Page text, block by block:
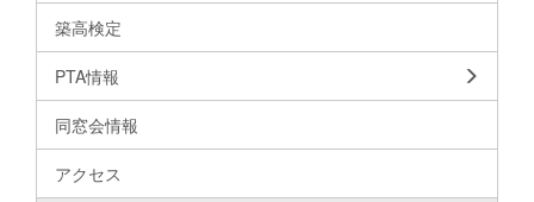
築高検定
PTA情報
同窓会情報
アクセス